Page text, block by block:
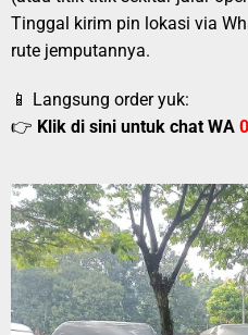
Tinggal kirim pin lokasi via
rute jemputannya.
📱 Langsung order yuk:
👉 Klik di sini untuk chat WA